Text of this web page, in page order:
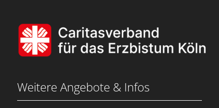
Weitere Angebote & Infos